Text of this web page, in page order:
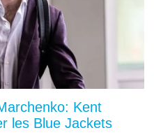
Kent
les Blue Jackets